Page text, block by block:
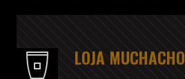
LOJA MUCHACHO